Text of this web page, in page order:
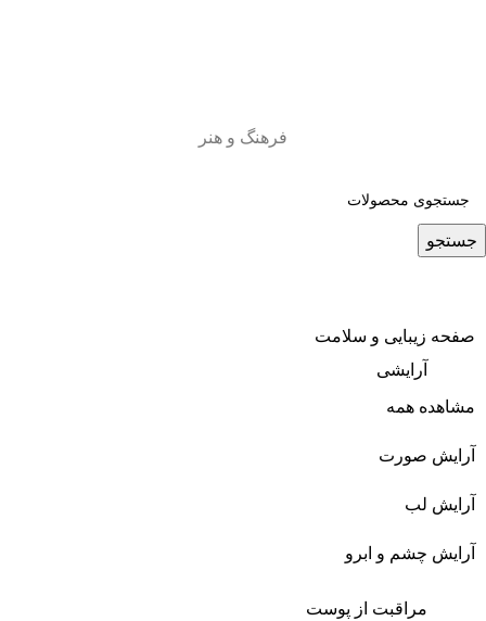
فرهنگ و هنر
جستجو
صفحه زیبایی و سلامت
آرایشی
مشاهده همه
آرایش صورت
آرایش لب
آرایش چشم و ابرو
مراقبت از پوست